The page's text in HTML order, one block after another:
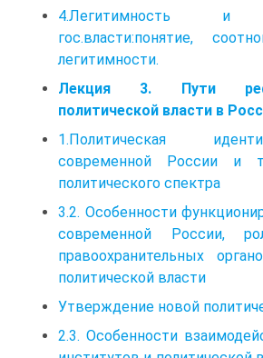
4.Легитимность и
гос.власти:понятие,
легитимности.
Лекция 3. Пути
политической власти в
1.Политическая
современной России и
политического спектра
3.2. Особенности
современной России,
правоохранительных
политической власти
Утверждение новой
2.3. Особенности